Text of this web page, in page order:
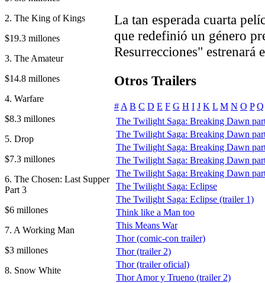
2. The King of Kings
$19.3 millones
3. The Amateur
$14.8 millones
4. Warfare
$8.3 millones
5. Drop
$7.3 millones
6. The Chosen: Last Supper
Part 3
$6 millones
7. A Working Man
$3 millones
8. Snow White
La tan esperada cuarta
que redefinió un género
Resurrecciones" estrenará
Otros Trailers
# A B C D E F G H I J K L M N O P Q
The Twilight Saga: Breaking Dawn
The Twilight Saga: Breaking Dawn
The Twilight Saga: Breaking Dawn
The Twilight Saga: Breaking Dawn
The Twilight Saga: Breaking Dawn
The Twilight Saga: Eclipse
The Twilight Saga: Eclipse (trailer 1)
Think like a Man too
This Means War
Thor (comic-con trailer)
Thor (trailer 2)
Thor (trailer oficial)
Thor Amor y Trueno (trailer 2)